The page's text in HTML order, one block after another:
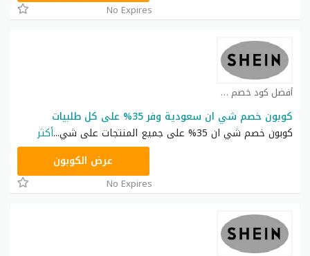
No Expires
أفضل كود خصم شي ان كوبون
كوبون خصم شي ان سعودية وفر 35% على كل طلبيات
كوبون خصم شي ان 35% على جميع المنتجات على شي
...أكثر
عرض الكوبون
No Expires